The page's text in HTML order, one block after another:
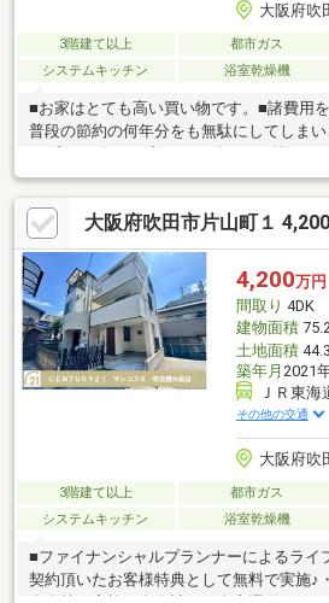
大阪府吹
3階建て以上 都市ガス
システムキッチン
浴室乾燥機
■お家はとても高い買い物です。■諸費用
普段の節約の何年分をも無駄にしてしま
具・家電・引越代などにお使いください
覧時に持参致しますので何でもご質問く
はお客様の味方で相談相手です。◆JR京
スしやすい立地にある中古一戸建です◆
と過ごせる間取りです◆周辺にはスーパー
設、公園など、毎日の生活を支える施設
やすさを感じられる住環境です。
大阪府吹田市片山町１
4,200万円
間取り 4DK
建物面積
土地面積
築年月 2021
ＪＲ東
その他の交通
大阪府吹
3階建て以上 都市ガス
システムキッチン
浴室乾燥機
■ファイナンシャルプランナーによるライ
契約頂いたお客様特典として無料で実施♪